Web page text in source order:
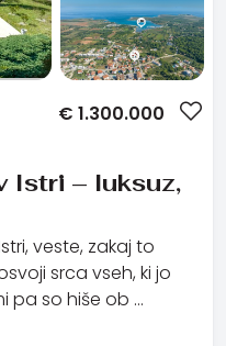
€ 1.300.000
Istri – luksuz,
veste, zakaj to
srca vseh, ki jo
pa so hiše ob …